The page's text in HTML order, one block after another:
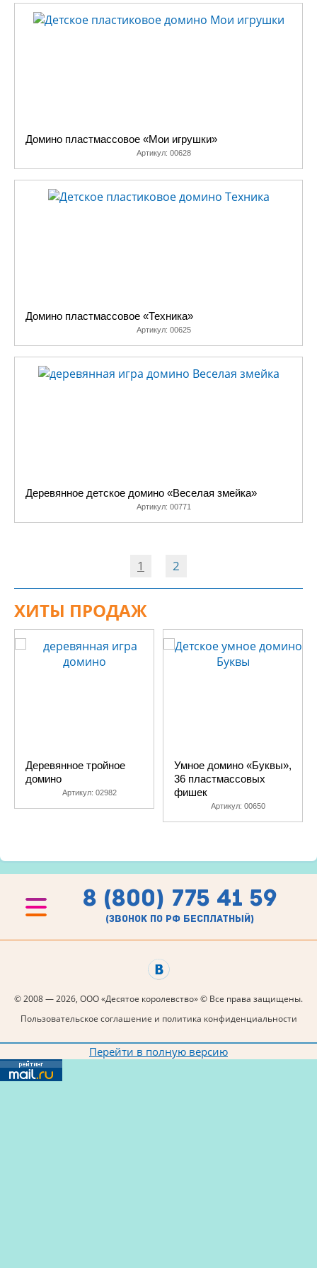
видах домино, и их «основа»
невозможно, но и, к сожалению,
криком «Рыба!» так же не
получится.
Домино пластмассовое «Мои игрушки»
Артикул: 00628
Домино пластмассовое «Техника»
Артикул: 00625
Деревянное детское домино «Веселая змейка»
Артикул: 00771
1 2
ХИТЫ ПРОДАЖ
Деревянное тройное
домино
Артикул: 02982
Умное домино «Буквы»,
36 пластмассовых
фишек
Артикул: 00650
8 (800) 775 41 59
(звонок по рф бесплатный)
© 2008 — 2026, ООО «Десятое королевство» © Все права защищены.
Пользовательское соглашение и политика конфиденциальности
Перейти в полную версию